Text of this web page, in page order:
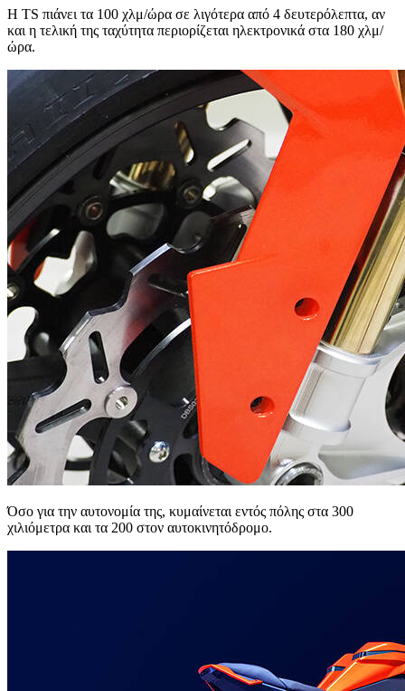
Η TS πιάνει τα 100 χλμ/ώρα σε λιγότερα από 4 δευτερόλεπτα, αν
και η τελική της ταχύτητα περιορίζεται ηλεκτρονικά στα 180 χλμ/
ώρα.
Όσο για την αυτονομία της, κυμαίνεται εντός πόλης στα 300
χιλιόμετρα και τα 200 στον αυτοκινητόδρομο.